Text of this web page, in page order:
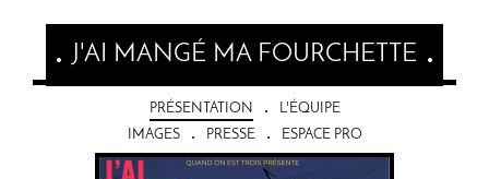
J'AI MANGÉ MA FOURCHETTE
PRÉSENTATION
L'ÉQUIPE
IMAGES
PRESSE ESPACE PRO